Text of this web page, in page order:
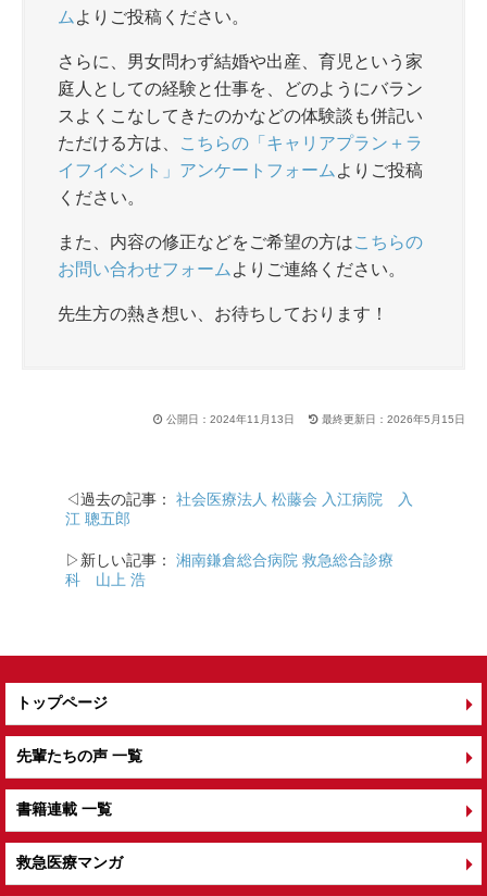
ム よりご投稿ください。
さらに、男女問わず結婚や出産、育児という家
庭人としての経験と仕事を、どのようにバラン
スよくこなしてきたのかなどの体験談も併記い
ただける方は、
こちらの「キャリアプラン＋ラ
イフイベント」アンケートフォーム よりご投稿
ください。
また、内容の修正などをご希望の方はこちらの
お問い合わせフォーム よりご連絡ください。
先生方の熱き想い、お待ちしております！
公開日：2024年11月13日 最終更新日：2026年5月15日
◁過去の記事： 社会医療法人 松藤会 入江病院 入
江 聰五郎
▷新しい記事： 湘南鎌倉総合病院 救急総合診療
科 山上 浩
トップページ
先輩たちの声 一覧
書籍連載 一覧
救急医療マンガ